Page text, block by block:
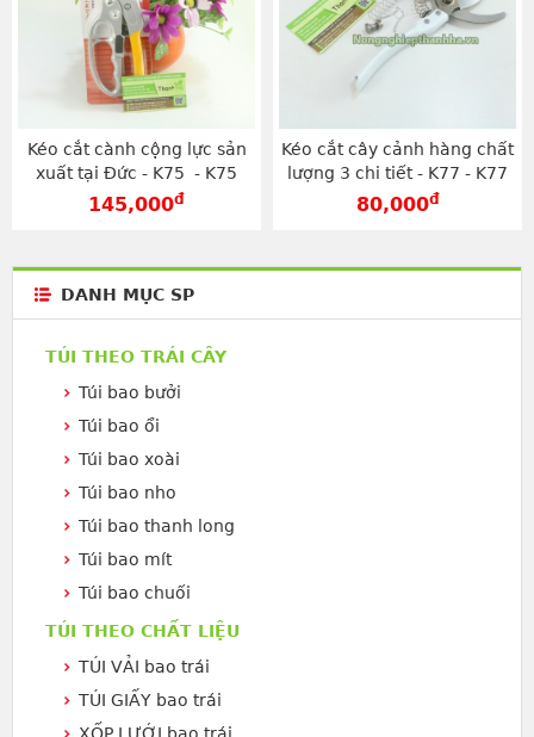
Kéo cắt cành cộng lực sản
xuất tại Đức - K75 - K75
145,000đ
Kéo cắt cây cảnh hàng chất
lượng 3 chi tiết - K77 - K77
80,000đ
DANH MỤC SP
TÚI THEO TRÁI CÂY
Túi bao bưởi
Túi bao ổi
Túi bao xoài
Túi bao nho
Túi bao thanh long
Túi bao mít
Túi bao chuối
TÚI THEO CHẤT LIỆU
TÚI VẢI bao trái
TÚI GIẤY bao trái